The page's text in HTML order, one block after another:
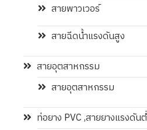
สายพาวเวอร์
สายฉีดน้ำแรงดันสูง
สายอุตสาหกรรม
สายอุตสาหกรรม
ท่อยาง PVC ,สายยางแรงดัน